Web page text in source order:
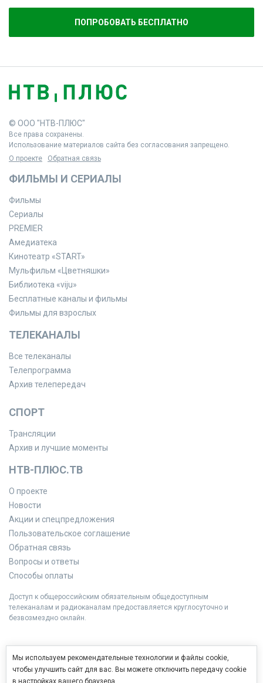
ПОПРОБОВАТЬ БЕСПЛАТНО
© ООО "НТВ-ПЛЮС"
Все права сохранены.
Использование материалов сайта без согласования запрещено.
О проекте
Обратная связь
ФИЛЬМЫ И СЕРИАЛЫ
Фильмы
Сериалы
PREMIER
Амедиатека
Кинотеатр «START»
Мульфильм «Цветняшки»
Библиотека «viju»
Бесплатные каналы и фильмы
Фильмы для взрослых
ТЕЛЕКАНАЛЫ
Все телеканалы
Телепрограмма
Архив телепередач
СПОРТ
Трансляции
Архив и лучшие моменты
НТВ-ПЛЮС.ТВ
О проекте
Новости
Акции и спецпредложения
Пользовательское соглашение
Обратная связь
Вопросы и ответы
Способы оплаты
Доступ к общероссийским обязательным общедоступным
телеканалам и радиоканалам предоставляется круглосуточно и
безвозмездно онлайн.
Мы используем рекомендательные технологии и файлы cookie,
чтобы улучшить сайт для вас. Вы можете отключить передачу cookie
в настройках вашего браузера